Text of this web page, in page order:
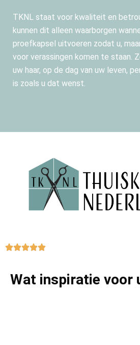
TKNL staat voor kwaliteit en
kunnen dit alleen waarborgen
proefkapsel uitvoeren zodat u,
voor verassingen komen te staan.
uw haar, op de dag van uw leven,
is zoals u dat wenst.
Wat inspiratie voor